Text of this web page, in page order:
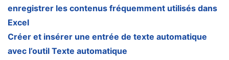
enregistrer les contenus fréquemment utilisés dans
Excel
Créer et insérer une entrée de texte automatique
avec l’outil Texte automatique